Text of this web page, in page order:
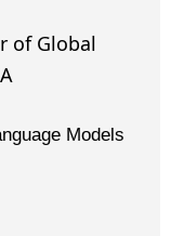
of Global
Models